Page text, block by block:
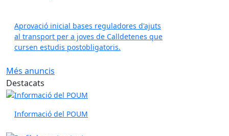
Aprovació inicial bases reguladores d'ajuts
al transport per a joves de Calldetenes que
cursen estudis postobligatoris.
Més anuncis
Destacats
Informació del POUM